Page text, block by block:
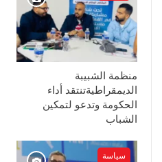
منظمة الشبيبة
الديمقراطيةتنتقد أداء
الحكومة وتدعو لتمكين
الشباب
سياسة